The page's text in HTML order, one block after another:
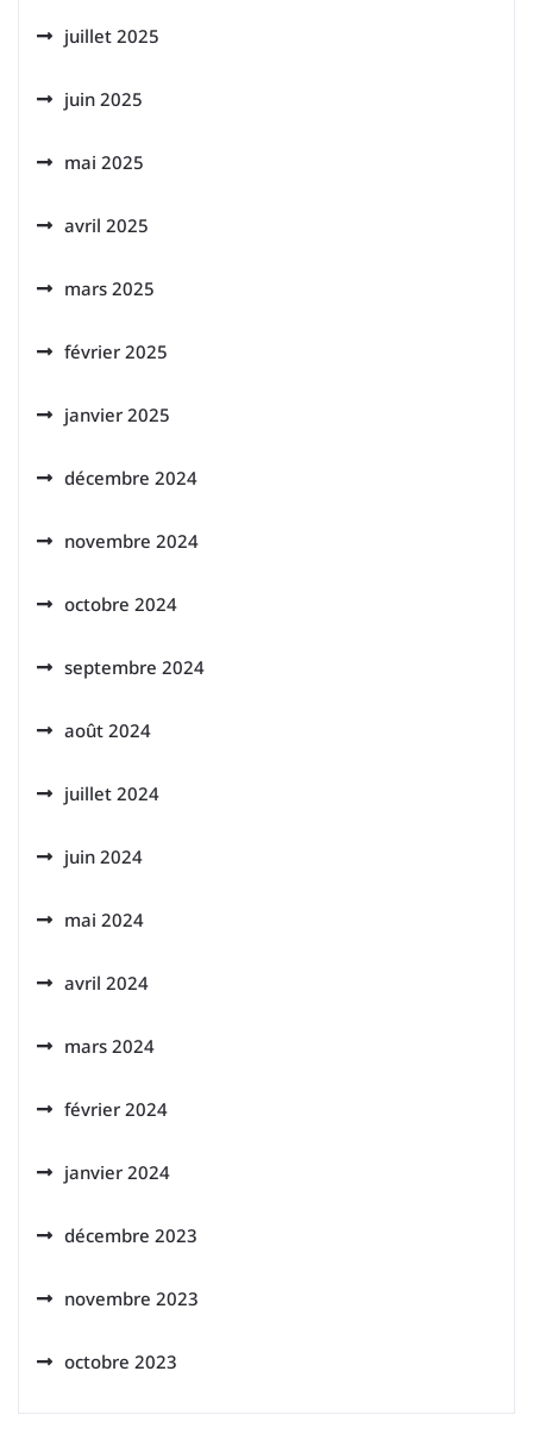
juillet 2025
juin 2025
mai 2025
avril 2025
mars 2025
février 2025
janvier 2025
décembre 2024
novembre 2024
octobre 2024
septembre 2024
août 2024
juillet 2024
juin 2024
mai 2024
avril 2024
mars 2024
février 2024
janvier 2024
décembre 2023
novembre 2023
octobre 2023